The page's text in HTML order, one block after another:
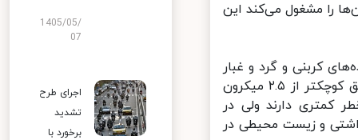
را مشغول می‌کند این
کربنی و گرد و غبار
اظهارکرد: ذرات معلق کوچکتر از ۱۰ میکرون درشت‌ترند و نسبت به ذرات معلق کوچکتر از ۲.۵ میکرون
دارند ولی در
و زیست محیطی در
1405/05/
07
اجرای طرح
تشدید
برخورد با